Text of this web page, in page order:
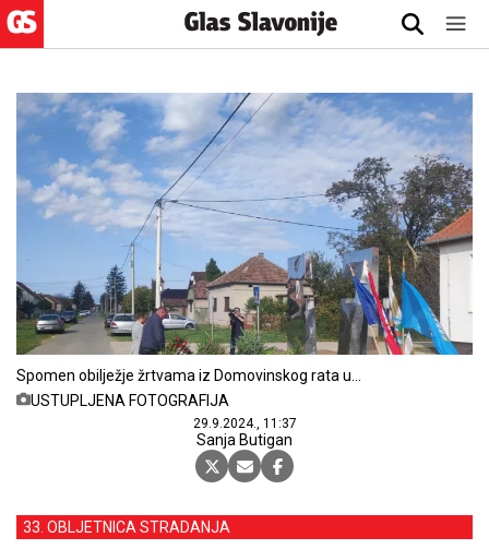
Spomen obilježje žrtvama iz Domovinskog rata u
Bokšiću
USTUPLJENA FOTOGRAFIJA
29.9.2024., 11:37
Sanja Butigan
33. OBLJETNICA STRADANJA